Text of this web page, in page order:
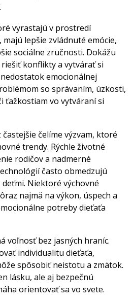
vyrastajú v prostredí
lepšie zvládnuté emócie,
sociálne zručnosti. Dokážu
konflikty a vytvárať si
emocionálnej
so správaním, úzkosti,
ťažkostiam vo vytváraní si
čelíme výzvam, ktoré
trendy. Rýchle životné
rodičov a nadmerné
často obmedzujú
Niektoré výchovné
najmä na výkon, úspech a
potreby dieťaťa
voľnosť bez jasných hraníc.
individualitu dieťaťa,
spôsobiť neistotu a zmätok.
lásku, ale aj bezpečnú
orientovať sa vo svete.